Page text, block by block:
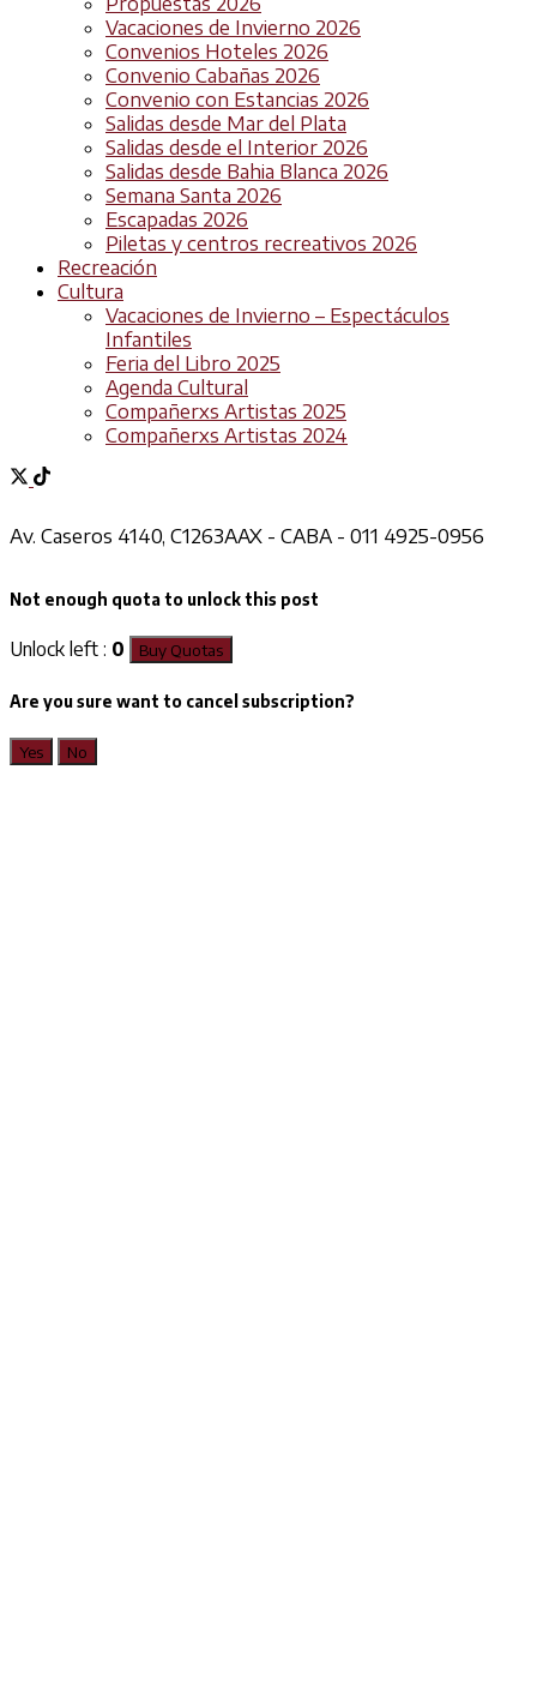
Vacaciones de Invierno 2026
Convenios Hoteles 2026
Convenio Cabañas 2026
Convenio con Estancias 2026
Salidas desde Mar del Plata
Salidas desde el Interior 2026
Salidas desde Bahia Blanca 2026
Semana Santa 2026
Escapadas 2026
Piletas y centros recreativos 2026
Recreación
Cultura
Vacaciones de Invierno – Espectáculos
Infantiles
Feria del Libro 2025
Agenda Cultural
Compañerxs Artistas 2025
Compañerxs Artistas 2024
Av. Caseros 4140, C1263AAX - CABA - 011 4925-0956
Not enough quota to unlock this post
Unlock left : 0 Buy Quotas
Are you sure want to cancel subscription?
Yes No